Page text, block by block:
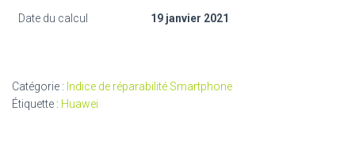
Date du calcul 19 janvier 2021
Catégorie : Indice de réparabilité Smartphone
Étiquette : Huawei